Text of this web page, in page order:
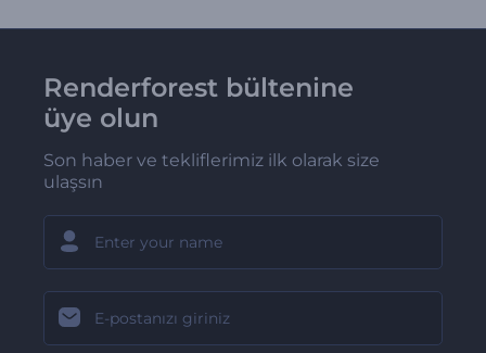
Renderforest bültenine
üye olun
Son haber ve tekliflerimiz ilk olarak size
ulaşsın